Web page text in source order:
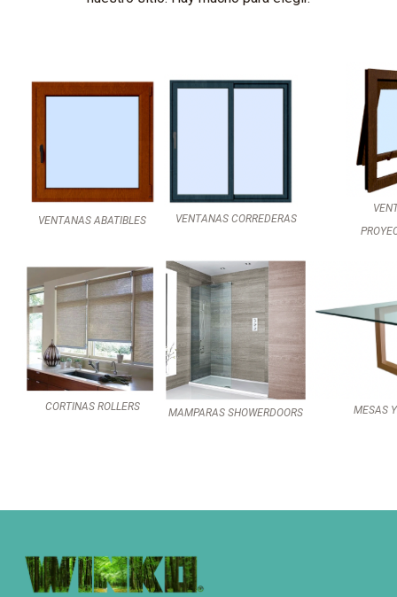
VENTANAS ABATIBLES VENTANAS CORREDERAS
CORTINAS ROLLERS MAMPARAS SHOWERDOORS MESAS